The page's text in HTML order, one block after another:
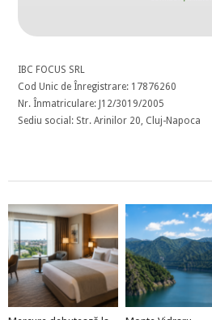
IBC FOCUS SRL
Cod Unic de Înregistrare: 17876260
Nr. Înmatriculare: J12/3019/2005
Sediu social: Str. Arinilor 20, Cluj-Napoca